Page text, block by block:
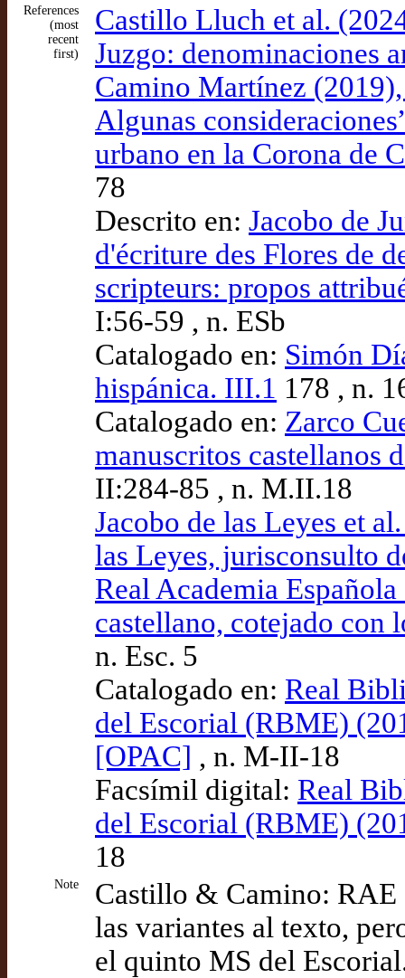
References
(most
recent
first)
Castillo Lluch et al.
Juzgo: denominaciones
Camino Martínez
Algunas
urbano en la Corona de
78
Descrito en: Jacobo de
d'écriture des Flores de
scripteurs: propos
I:56-59 , n. ESb
Catalogado en: Simón
hispánica. III.1 178 , n.
Catalogado en: Zarco
manuscritos castellanos
II:284-85 , n. M.II.18
Jacobo de las Leyes et
las Leyes, jurisconsulto
Real Academia
castellano, cotejado con
n. Esc. 5
Catalogado en: Real
del Escorial (RBME)
[OPAC] , n. M-II-18
Facsímil digital: Real
del Escorial (RBME)
18
Note
Castillo & Camino: RAE
las variantes al texto,
el quinto MS del